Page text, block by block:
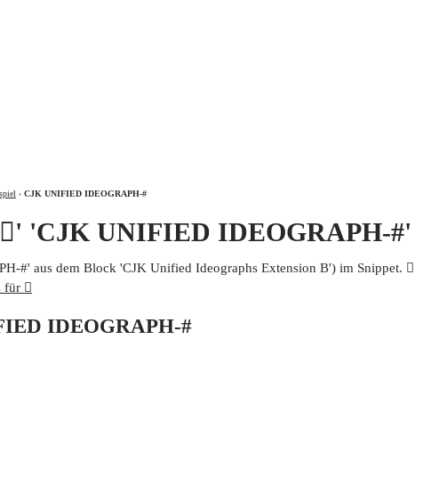
› CJK UNIFIED IDEOGRAPH-#
'CJK UNIFIED IDEOGRAPH-#'
#' aus dem Block 'CJK Unified Ideographs Extension B') im Snippet. 𨄾
𨄾
IDEOGRAPH-#